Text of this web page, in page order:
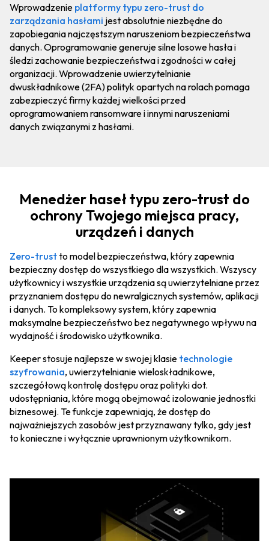
Wprowadzenie platformy typu zero-trust do
zarządzania hasłami jest absolutnie niezbędne do
zapobiegania najczęstszym naruszeniom bezpieczeństwa
danych. Oprogramowanie generuje silne losowe hasła i
śledzi zachowanie bezpieczeństwa i zgodności w całej
organizacji. Wprowadzenie uwierzytelnianie
dwuskładnikowe (2FA) polityk opartych na rolach pomaga
zabezpieczyć firmy każdej wielkości przed
oprogramowaniem ransomware i innymi naruszeniami
danych związanymi z hasłami.
Menedżer haseł typu zero-trust do
ochrony Twojego miejsca pracy,
urządzeń i danych
Zero-trustto model bezpieczeństwa, który zapewnia
bezpieczny dostęp do wszystkiego dla wszystkich. Wszyscy
użytkownicy i wszystkie urządzenia są uwierzytelniane przez
przyznaniem dostępu do newralgicznych systemów, aplikacji
i danych. To kompleksowy system, który zapewnia
maksymalne bezpieczeństwo bez negatywnego wpływu na
wydajność i środowisko użytkownika.
Keeper stosuje najlepsze w swojej klasie technologie
szyfrowania, uwierzytelnianie wieloskładnikowe,
szczegółową kontrolę dostępu oraz polityki dot.
udostępniania, które mogą obejmować izolowanie jednostki
biznesowej. Te funkcje zapewniają, że dostęp do
najważniejszych zasobów jest przyznawany tylko, gdy jest
to konieczne i wyłącznie uprawnionym użytkownikom.